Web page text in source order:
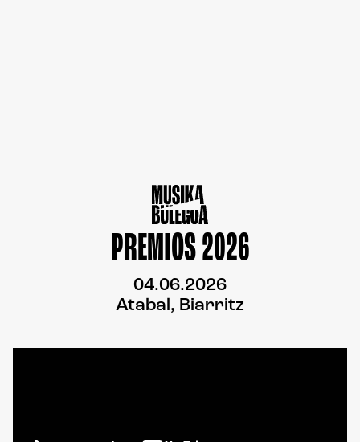
PREMIOS 2026
04.06.2026
Atabal, Biarritz